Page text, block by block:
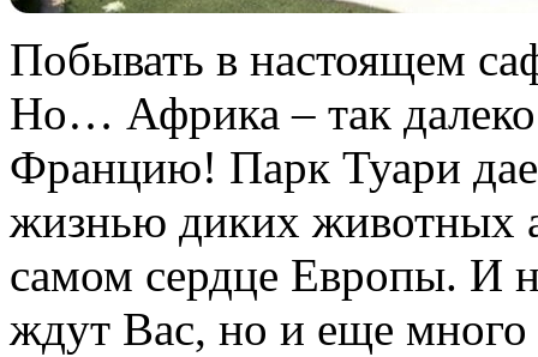
Побывать в настоящем
Но… Африка – так
Францию! Парк Туари
жизнью диких животных
самом сердце Европы. И
ждут Вас, но и еще